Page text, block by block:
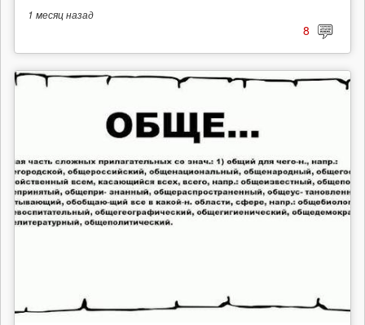
1 месяцназад
8